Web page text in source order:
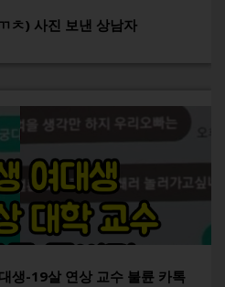
ㅊ) 사진 보낸 상남자
생-19살 연상 교수 불륜 카톡